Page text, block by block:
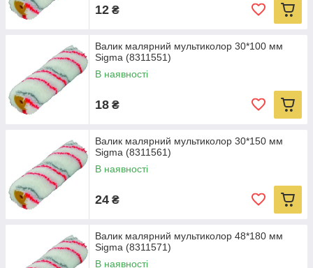
12 ₴
Валик малярний мультиколор 30*100 мм
Sigma (8311551)
В наявності
18 ₴
Валик малярний мультиколор 30*150 мм
Sigma (8311561)
В наявності
24 ₴
Валик малярний мультиколор 48*180 мм
Sigma (8311571)
В наявності